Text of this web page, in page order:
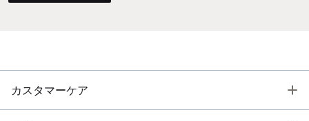
カスタマーケア